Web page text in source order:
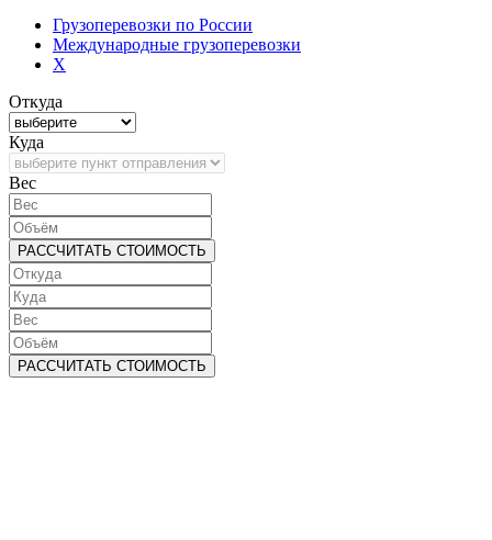
Грузоперевозки по России
Международные грузоперевозки
X
Откуда
Куда
Bec
РАССЧИТАТЬ СТОИМОСТЬ
РАССЧИТАТЬ СТОИМОСТЬ